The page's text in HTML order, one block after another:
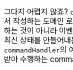
그다지 어렵지 않죠?
서 작성하는 도메인
하는 것이 아니라 이
최신 상태를 만들어
commandHandler의
받아 수행하는